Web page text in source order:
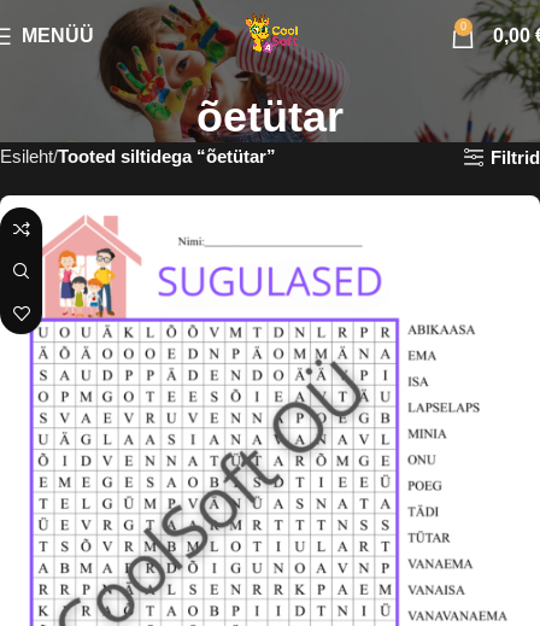
MENÜÜ 0 0,00
õetütar
Esileht Tooted siltidega “õetütar” Filtrid